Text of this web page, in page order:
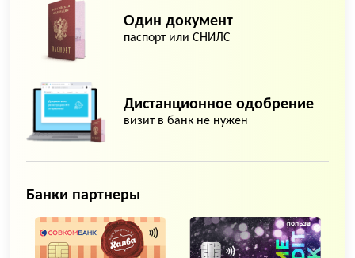
Один документ
паспорт или СНИЛС
Дистанционное одобрение
визит в банк не нужен
Банки партнеры